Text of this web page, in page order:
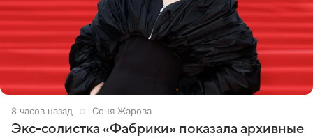
8 часов назад Соня Жарова
Экс-солистка «Фабрики» показала архивные